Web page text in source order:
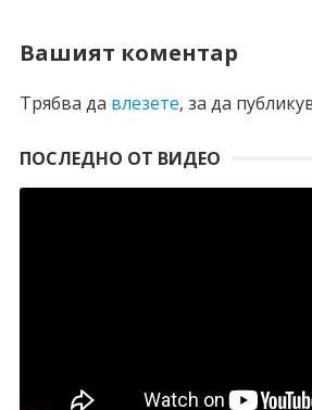
Вашият коментар
Трябва да влезете, за да
ПОСЛЕДНО ОТ ВИДЕО